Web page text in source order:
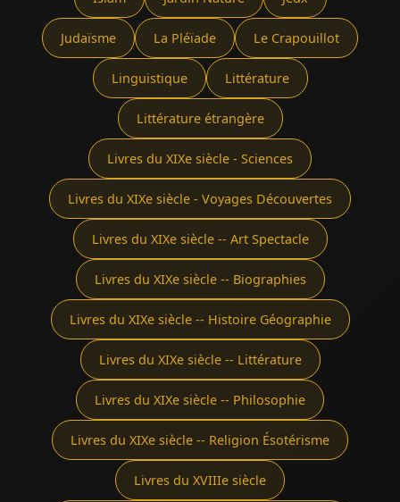
Judaïsme La Pléïade Le Crapouillot
Linguistique Littérature
Littérature étrangère
Livres du XIXe siècle - Sciences
Livres du XIXe siècle - Voyages Découvertes
Livres du XIXe siècle -- Art Spectacle
Livres du XIXe siècle -- Biographies
Livres du XIXe siècle -- Histoire Géographie
Livres du XIXe siècle -- Littérature
Livres du XIXe siècle -- Philosophie
Livres du XIXe siècle -- Religion Ésotérisme
Livres du XVIIIe siècle